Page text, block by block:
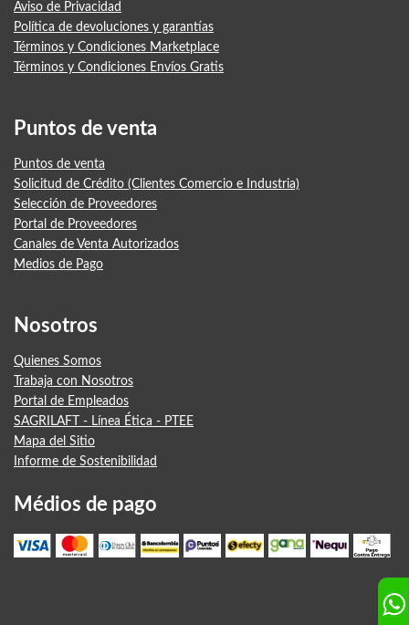
Aviso de Privacidad
Política de devoluciones y garantías
Términos y Condiciones Marketplace
Términos y Condiciones Envíos Gratis
Puntos de venta
Puntos de venta
Solicitud de Crédito (Clientes Comercio e Industria)
Selección de Proveedores
Portal de Proveedores
Canales de Venta Autorizados
Medios de Pago
Nosotros
Quienes Somos
Trabaja con Nosotros
Portal de Empleados
SAGRILAFT - Línea Ética - PTEE
Mapa del Sitio
Informe de Sostenibilidad
Médios de pago